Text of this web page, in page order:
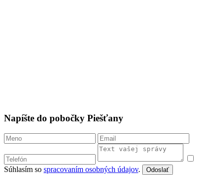
Napíšte do pobočky Piešťany
Súhlasím so spracovaním osobných údajov. Odoslať